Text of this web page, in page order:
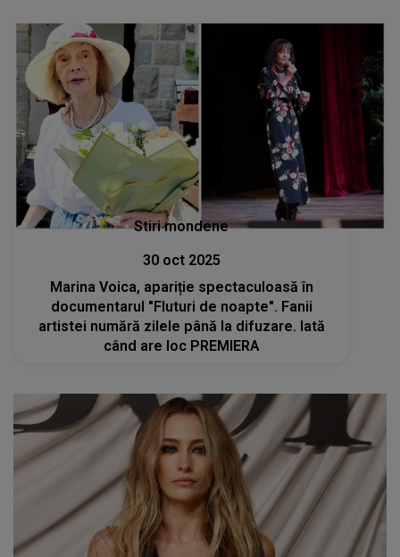
Stiri mondene
30 oct 2025
Marina Voica, apariție spectaculoasă în
documentarul "Fluturi de noapte". Fanii
artistei numără zilele până la difuzare. Iată
când are loc PREMIERA